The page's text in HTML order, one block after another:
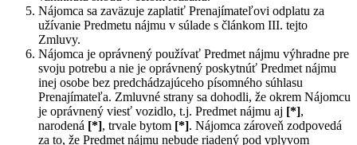
Nájomca sa zaväzuje zaplatiť Prenajímateľovi odplatu za
užívanie Predmetu nájmu v súlade s článkom III. tejto
Zmluvy.
Nájomca je oprávnený používať Predmet nájmu výhradne pre
svoju potrebu a nie je oprávnený poskytnúť Predmet nájmu
inej osobe bez predchádzajúceho písomného súhlasu
Prenajímateľa. Zmluvné strany sa dohodli, že okrem Nájomcu
je oprávnený viesť vozidlo, t.j. Predmet nájmu aj [*],
narodená [*], trvale bytom [*]. Nájomca zároveň zodpovedá
za to, že Predmet nájmu nebude riadený pod vplyvom